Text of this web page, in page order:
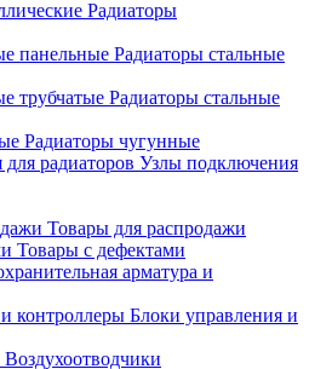
Радиаторы
Радиаторы стальные
Радиаторы стальные
Радиаторы чугунные
Узлы подключения
Товары для распродажи
Товары с дефектами
арматура и
Блоки управления и
Воздухоотводчики